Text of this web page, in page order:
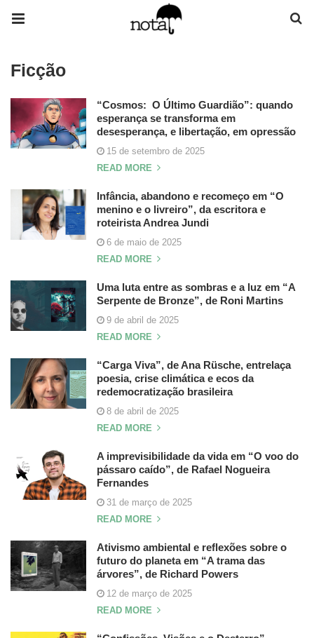
Ficção
“Cosmos: O Último Guardião”: quando
esperança se transforma em
desesperança, e libertação, em opressão
15 de setembro de 2025
READ MORE
Infância, abandono e recomeço em “O
menino e o livreiro”, da escritora e
roteirista Andrea Jundi
6 de maio de 2025
READ MORE
Uma luta entre as sombras e a luz em “A
Serpente de Bronze”, de Roni Martins
9 de abril de 2025
READ MORE
“Carga Viva”, de Ana Rüsche, entrelaça
poesia, crise climática e ecos da
redemocratização brasileira
8 de abril de 2025
READ MORE
A imprevisibilidade da vida em “O voo do
pássaro caído”, de Rafael Nogueira
Fernandes
31 de março de 2025
READ MORE
Ativismo ambiental e reflexões sobre o
futuro do planeta em “A trama das
árvores”, de Richard Powers
12 de março de 2025
READ MORE